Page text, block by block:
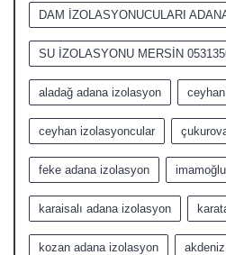
DAM İZOLASYONUCULARI
SU İZOLASYONU MERSİN
aladağ adana izolasyon
ceyhan izolasyoncular
feke adana izolasyon
karaisalı adana izolasyon
kozan adana izolasyon